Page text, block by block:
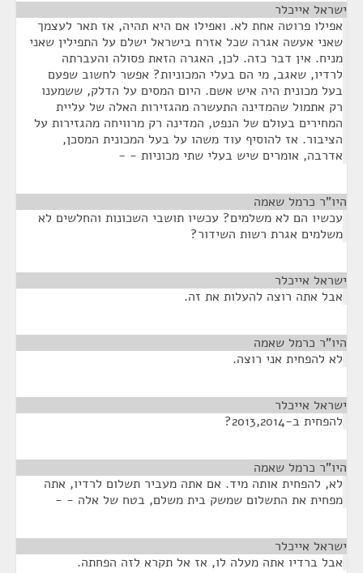
ישראל אייכלר
אפילו פרוטה אחת לא. ואפילו אם היא תהיה, אז תאר לעצמך
שאני אעשה אגרה שכל אזרח בישראל ישלם על התפילין שאני
מניח. אין דבר כזה. לכן, האגרה הזאת פסולה והעברתה
לרדיו, שאגב, מי הם בעלי המכוניות? אפשר לחשוב שפעם
בעל מכונית היה איש אשם. היום המסים על הדלק, ששמענו
רק אתמול שהמדינה התעשרה מהגזירות האלה של עליית
המחירים בעולם של הנפט, המדינה רק מרוויחה מהגזירות על
הציבור. אז להוסיף עוד משהו על בעל המכונית המסכן,
אדרבה, אומרים שיש בעלי שתי מכוניות - -
היו"ר כרמל שאמה
עכשיו הם לא משלמים? עכשיו תושבי השכונות והחלשים לא
משלמים אגרת רשות השידור?
ישראל אייכלר
אבל אתה רוצה להעלות את זה.
היו"ר כרמל שאמה
לא להפחית אני רוצה.
ישראל אייכלר
להפחית ב-2013,2014?
היו"ר כרמל שאמה
לא, להפחית אותה מיד. אם אתה מעביר תשלום לרדיו, אתה
מפחית את התשלום שמשק בית משלם, בטח של אלה - -
ישראל אייכלר
אבל ברדיו אתה מעלה לו, אז אל תקרא לזה הפחתה.